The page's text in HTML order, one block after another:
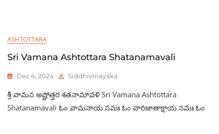
ASHTOTTARA
Sri Vamana Ashtottara Shatanamavali
Dec 4, 2024 Siddhivinayaka
శ్రీ వామన అష్టోత్తర శతనామావళి Sri Vamana Ashtottara
Shatanamavali ఓం వామనాయ నమః ఓం వారిజాతాక్షాయ నమః ఓం